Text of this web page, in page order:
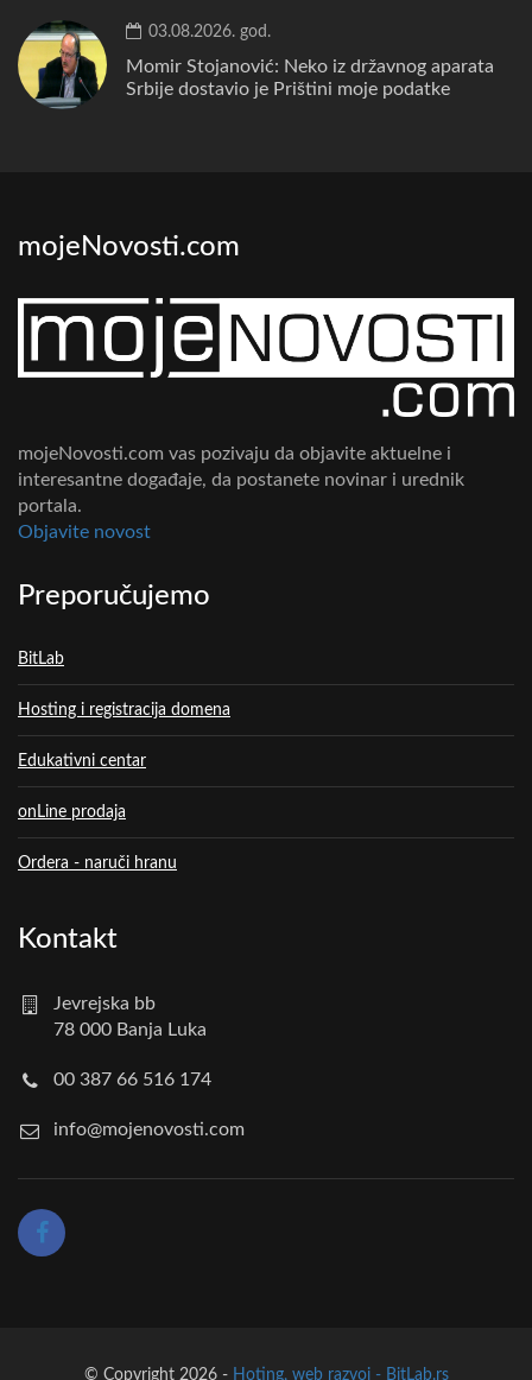
03.08.2026. god.
Momir Stojanović: Neko iz državnog aparata
Srbije dostavio je Prištini moje podatke
mojeNovosti.com
mojeNovosti.com vas pozivaju da objavite aktuelne i
interesantne događaje, da postanete novinar i urednik
portala.
Objavite novost
Preporučujemo
BitLab
Hosting i registracija domena
Edukativni centar
onLine prodaja
Ordera - naruči hranu
Kontakt
Jevrejska bb
78 000 Banja Luka
00 387 66 516 174
info@mojenovosti.com
© Copyright 2026 - Hoting, web razvoj - BitLab.rs